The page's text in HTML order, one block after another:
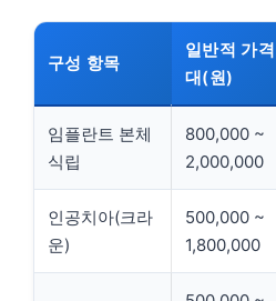
구성 항목
일반적 가격
대(원)
임플란트 본체
식립
800,000 ~
2,000,000
인공치아(크라
운)
500,000 ~
1,800,000